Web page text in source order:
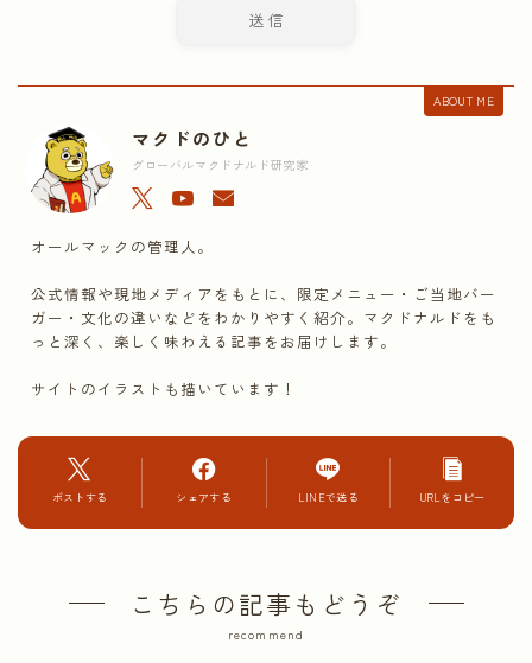
ABOUT ME
マクドのひと
グローバルマクドナルド研究家
オールマックの管理人。
公式情報や現地メディアをもとに、限定メニュー・ご当地バー
ガー・文化の違いなどをわかりやすく紹介。マクドナルドをも
っと深く、楽しく味わえる記事をお届けします。
サイトのイラストも描いています！
ポストする シェアする LINEで送る URLをコピー
こちらの記事もどうぞ
recommend